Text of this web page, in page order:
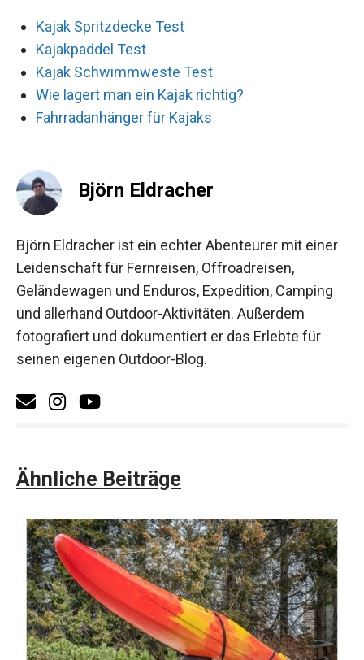
Kajak Spritzdecke Test
Kajakpaddel Test
Kajak Schwimmweste Test
Wie lagert man ein Kajak richtig?
Fahrradanhänger für Kajaks
Björn Eldracher
Björn Eldracher ist ein echter Abenteurer mit einer
Leidenschaft für Fernreisen, Offroadreisen,
Geländewagen und Enduros, Expedition, Camping
und allerhand Outdoor-Aktivitäten. Außerdem
fotografiert und dokumentiert er das Erlebte für
seinen eigenen Outdoor-Blog.
Ähnliche Beiträge